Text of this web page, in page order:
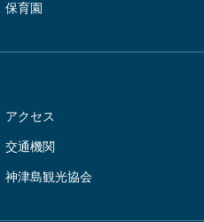
保育園
アクセス
交通機関
神津島観光協会